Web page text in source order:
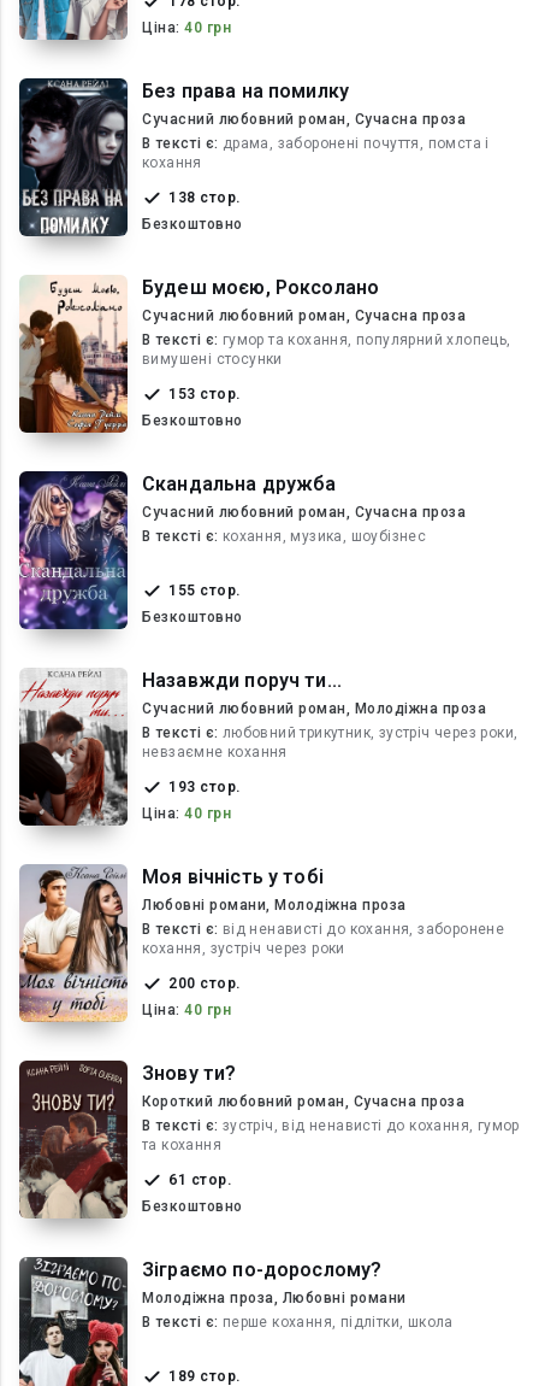
Ціна: 40 грн
Без права на помилку
Сучасний любовний роман, Сучасна проза
В текcті є: драма, заборонені почуття, помста і
кохання
138 стор.
Безкоштовно
Будеш моєю, Роксолано
Сучасний любовний роман, Сучасна проза
В текcті є: гумор та кохання, популярний хлопець,
вимушені стосунки
153 стор.
Безкоштовно
Скандальна дружба
Сучасний любовний роман, Сучасна проза
В текcті є: кохання, музика, шоубізнес
155 стор.
Безкоштовно
Назавжди поруч ти...
Сучасний любовний роман, Молодіжна проза
В текcті є: любовний трикутник, зустріч через роки,
невзаємне кохання
193 стор.
Ціна: 40 грн
Моя вічність у тобі
Любовні романи, Молодіжна проза
В текcті є: від ненависті до кохання, заборонене
кохання, зустріч через роки
200 стор.
Ціна: 40 грн
Знову ти?
Короткий любовний роман, Сучасна проза
В текcті є: зустріч, від ненависті до кохання, гумор
та кохання
61 стор.
Безкоштовно
Зіграємо по-дорослому?
Молодіжна проза, Любовні романи
В текcті є: перше кохання, підлітки, школа
189 стор.